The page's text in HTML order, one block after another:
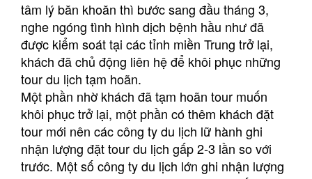
tâm lý băn khoăn thì bước sang đầu tháng 3,
nghe ngóng tình hình dịch bệnh hầu như đã
được kiểm soát tại các tỉnh miền Trung trở lại,
khách đã chủ động liên hệ để khôi phục những
tour du lịch tạm hoãn.
Một phần nhờ khách đã tạm hoãn tour muốn
khôi phục trở lại, một phần có thêm khách đặt
tour mới nên các công ty du lịch lữ hành ghi
nhận lượng đặt tour du lịch gấp 2-3 lần so với
trước. Một số công ty du lịch lớn ghi nhận lượng